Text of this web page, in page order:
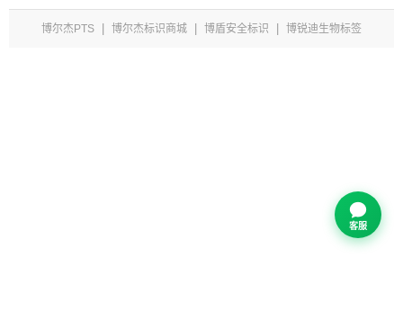
博尔杰PTS | 博尔杰标识商城 | 博盾安全标识 | 博锐迪生物标签
客服